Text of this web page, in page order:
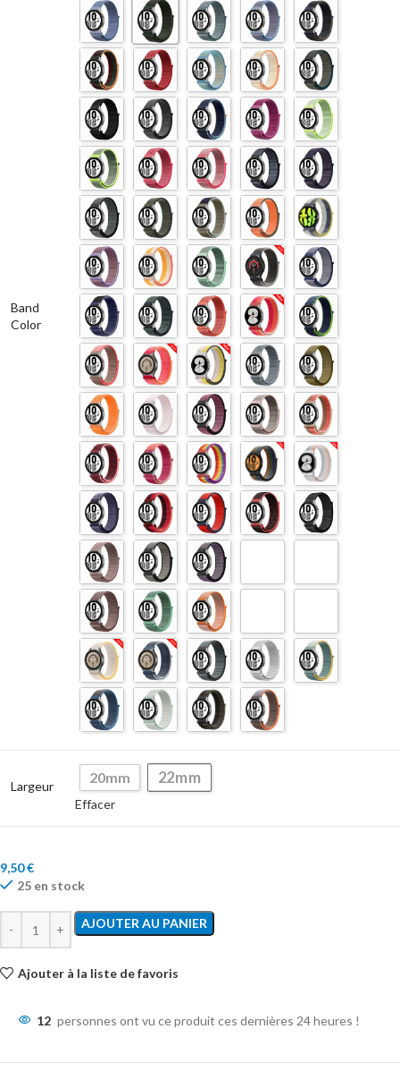
Band
Color
Largeur
20mm 22mm
Effacer
9,50€
25 en stock
AJOUTER AU PANIER
Ajouter à la liste de favoris
12 personnes ont vu ce produit ces dernières 24 heures !